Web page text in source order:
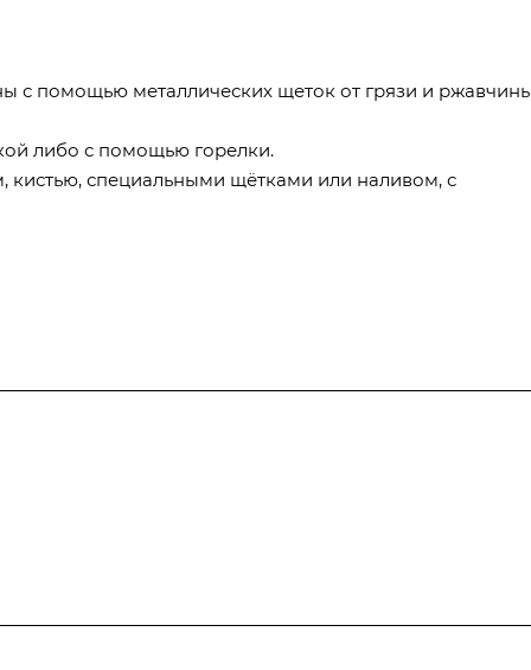
помощью металлических щеток от грязи и
либо с помощью горелки.
специальными щётками или наливом, с